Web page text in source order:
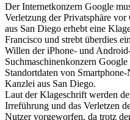
Der Internetkonzern Google
Verletzung der Privatsphäre
aus San Diego erhebt eine
Francisco und strebt überdies
Willen der iPhone- und
Suchmaschinenkonzern
Standortdaten von
Kanzlei aus San Diego.
Laut der Klageschrift werden
Irreführung und das Verletzen
Nutzer vorgeworfen, da trotz